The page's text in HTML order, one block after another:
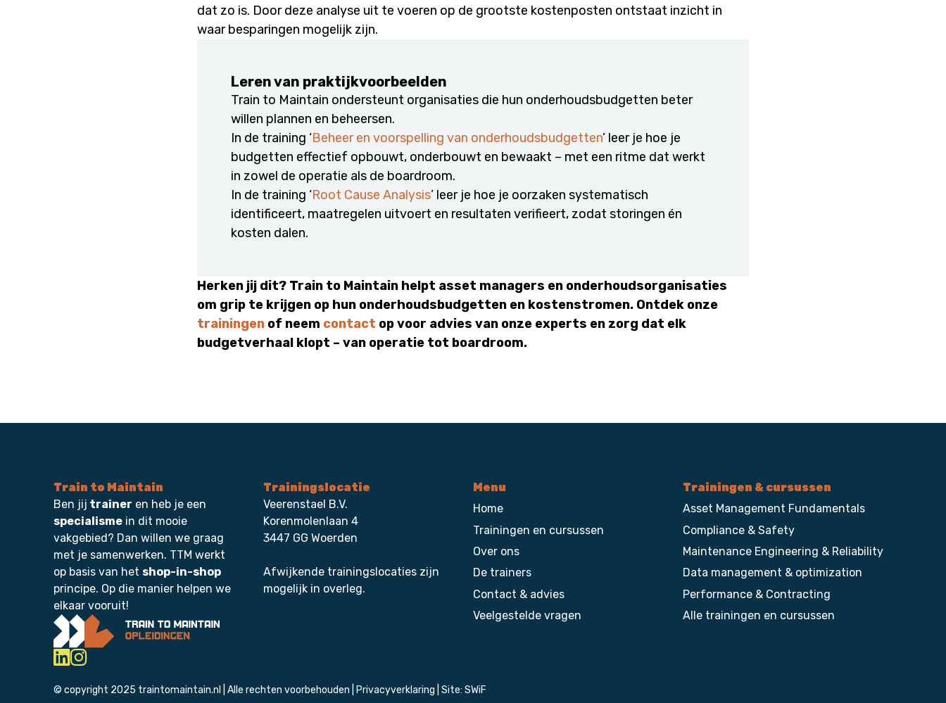
dat zo is. Door deze analyse uit te voeren op de grootste kostenposten ontstaat inzicht in
waar besparingen mogelijk zijn.
Leren van praktijkvoorbeelden
Train to Maintain ondersteunt organisaties die hun onderhoudsbudgetten beter
willen plannen en beheersen.
In de training ‘Beheer en voorspelling van onderhoudsbudgetten’ leer je hoe je
budgetten effectief opbouwt, onderbouwt en bewaakt – met een ritme dat werkt
in zowel de operatie als de boardroom.
In de training ‘Root Cause Analysis’ leer je hoe je oorzaken systematisch
identificeert, maatregelen uitvoert en resultaten verifieert, zodat storingen én
kosten dalen.
Herken jij dit? Train to Maintain helpt asset managers en onderhoudsorganisaties
om grip te krijgen op hun onderhoudsbudgetten en kostenstromen. Ontdek onze
trainingen of neem contact op voor advies van onze experts en zorg dat elk
budgetverhaal klopt – van operatie tot boardroom.
Train to Maintain
Ben jij trainer en heb je een
specialisme in dit mooie
vakgebied? Dan willen we graag
met je samenwerken. TTM werkt
op basis van het shop-in-shop
principe. Op die manier helpen we
elkaar vooruit!
Trainingslocatie
Veerenstael B.V.
Korenmolenlaan 4
3447 GG Woerden
Afwijkende trainingslocaties zijn
mogelijk in overleg.
Menu
Home
Trainingen en cursussen
Over ons
De trainers
Contact & advies
Veelgestelde vragen
Trainingen & cursussen
Asset Management Fundamentals
Compliance & Safety
Maintenance Engineering & Reliability
Data management & optimization
Performance & Contracting
Alle trainingen en cursussen
© copyright 2025 traintomaintain.nl | Alle rechten voorbehouden | Privacyverklaring | Site: SWiF